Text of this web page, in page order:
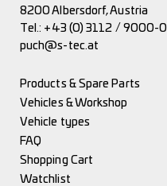
8200 Albersdorf, Austria
Tel.: +43 (0) 3112 / 9000-0
puch@s-tec.at
Products & Spare Parts
Vehicles & Workshop
Vehicle types
FAQ
Shopping Cart
Watchlist